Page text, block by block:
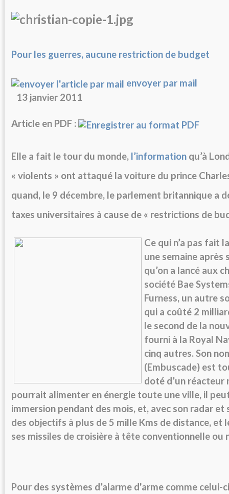
Pour les guerres, aucune restriction de budget
envoyer par mail
13 janvier 2011
Article en PDF :
Elle a fait le tour du monde, l’information qu’à
« violents » ont attaqué la voiture du prince
quand, le 9 décembre, le parlement britannique a
taxes universitaires à cause de « restrictions de
Ce qui n’a pas fait
une semaine après
qu’on a lancé aux
société Bae
Furness, un autre
qui a coûté 2
le second de la
fourni à la Royal
cinq autres. Son
(Embuscade) est
doté d’un réacteur
pourrait alimenter en énergie toute une ville, il
immersion pendant des mois, et, avec son radar et
des objectifs à plus de 5 mille Kms de distance, et
ses missiles de croisière à tête conventionnelle ou
Pour des systèmes d’alarme d'arme comme celui-